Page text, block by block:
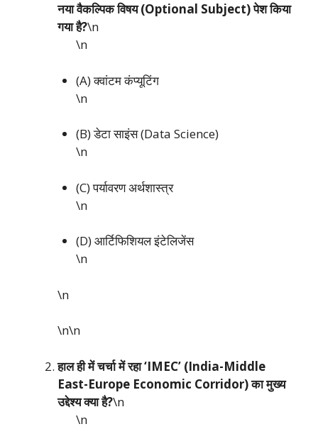
नया वैकल्पिक विषय (Optional Subject) पेश किया
गया है?\n
\n
(A) क्वांटम कंप्यूटिंग
\n
(B) डेटा साइंस (Data Science)
\n
(C) पर्यावरण अर्थशास्त्र
\n
(D) आर्टिफिशियल इंटेलिजेंस
\n
\n
\n\n
हाल ही में चर्चा में रहा ‘IMEC’ (India-Middle
East-Europe Economic Corridor) का मुख्य
उद्देश्य क्या है?\n
\n